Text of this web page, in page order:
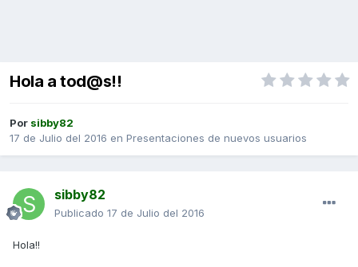
Hola a tod@s!!
Por sibby82
17 de Julio del 2016 en Presentaciones de nuevos usuarios
sibby82
Publicado 17 de Julio del 2016
Hola!!